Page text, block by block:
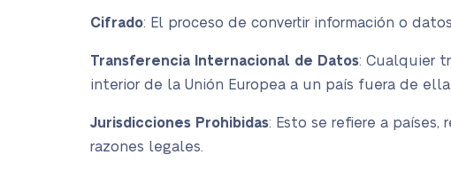
Cifrado: El proceso de convertir información o
Transferencia Internacional de Datos: Cualquier
interior de la Unión Europea a un país fuera de
Jurisdicciones Prohibidas: Esto se refiere a
razones legales.